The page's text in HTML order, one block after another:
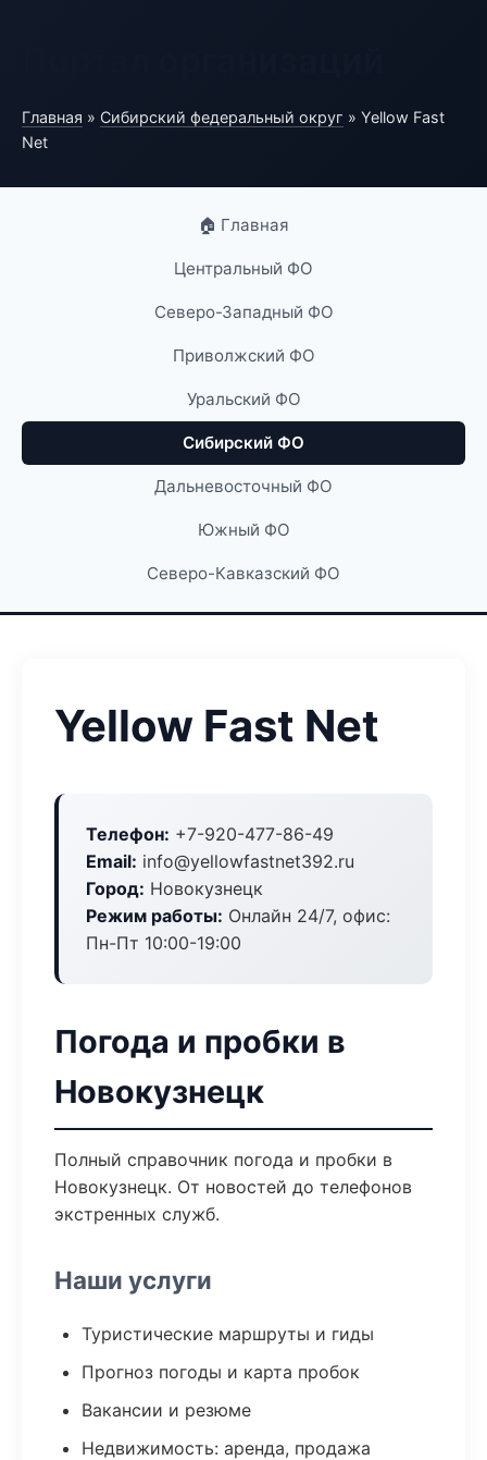
Главная » Сибирский федеральный округ » Yellow Fast
Net
🏠 Главная
Центральный ФО
Северо-Западный ФО
Приволжский ФО
Уральский ФО
Сибирский ФО
Дальневосточный ФО
Южный ФО
Северо-Кавказский ФО
Yellow Fast Net
Телефон: +7-920-477-86-49
Email: info@yellowfastnet392.ru
Город: Новокузнецк
Режим работы: Онлайн 24/7, офис:
Пн-Пт 10:00-19:00
Погода и пробки в
Новокузнецк
Полный справочник погода и пробки в
Новокузнецк. От новостей до телефонов
экстренных служб.
Наши услуги
Туристические маршруты и гиды
Прогноз погоды и карта пробок
Вакансии и резюме
Недвижимость: аренда, продажа